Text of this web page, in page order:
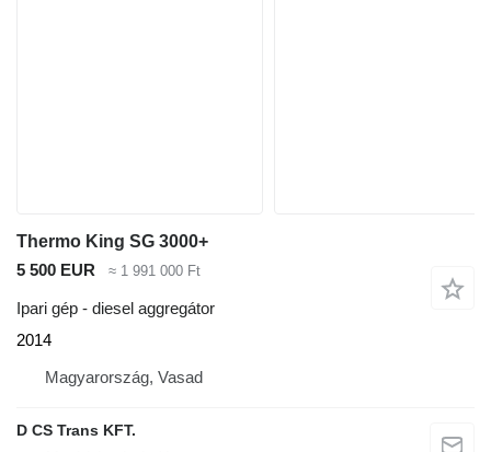
Thermo King SG 3000+
5 500 EUR
≈ 1 991 000 Ft
Ipari gép - diesel aggregátor
2014
Magyarország, Vasad
D CS Trans KFT.